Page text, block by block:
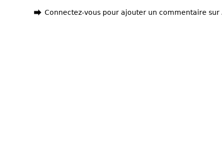
Connectez-vous pour ajouter un commentaire sur